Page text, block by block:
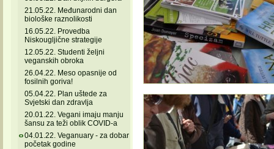
21.05.22. Međunarodni dan
biološke raznolikosti
16.05.22. Provedba
Niskougljične strategije
12.05.22. Studenti željni
veganskih obroka
26.04.22. Meso opasnije od
fosilnih goriva!
05.04.22. Plan uštede za
Svjetski dan zdravlja
20.01.22. Vegani imaju manju
šansu za teži oblik COVID-a
04.01.22. Veganuary - za dobar
početak godine